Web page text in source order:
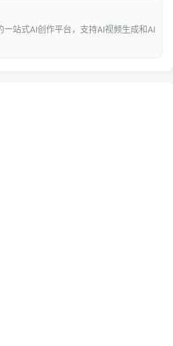
一站式AI创作平台，支持AI视频生成和AI